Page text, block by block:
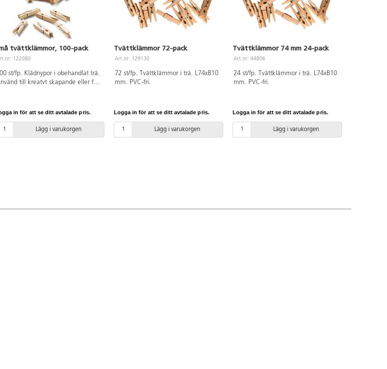
tvättklämmor, 100-pack
122080
st/fp. Klädnypor i obehandlat trä.
till kreatvt skapande eller för
in för att se ditt avtalade pris.
Lägg i varukorgen
Tvättklämmor 72-pack
Art.nr: 129130
72 st/fp. Tvättklämmor i trä. L74xB10
mm. PVC-fri.
Logga in för att se ditt avtalade pris.
Lägg i varukorgen
Tvättklämmor 74 mm 24-pack
Art.nr: 44806
24 st/fp. Tvättklämmor i trä. L74xB10
mm. PVC-fri.
Logga in för att se ditt avtalade pris.
Lägg i varukorgen